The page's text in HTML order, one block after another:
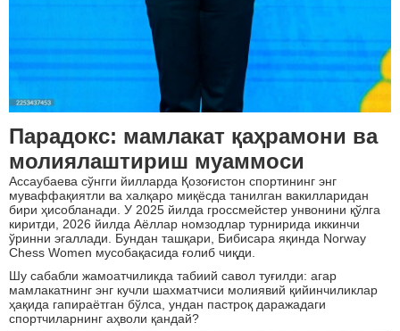
Парадокс: мамлакат қаҳрамони ва
молиялаштириш муаммоси
Ассаубаева сўнгги йилларда Қозоғистон спортининг энг
муваффақиятли ва халқаро миқёсда танилган вакилларидан
бири ҳисобланади. У 2025 йилда гроссмейстер унвонини қўлга
киритди, 2026 йилда Аёллар номзодлар турнирида иккинчи
ўринни эгаллади. Бундан ташқари, Бибисара яқинда Norway
Chess Women мусобақасида ғолиб чиқди.
Шу сабабли жамоатчиликда табиий савол туғилди: агар
мамлакатнинг энг кучли шахматчиси молиявий қийинчиликлар
ҳақида гапираётган бўлса, ундан пастроқ даражадаги
спортчиларнинг аҳволи қандай?